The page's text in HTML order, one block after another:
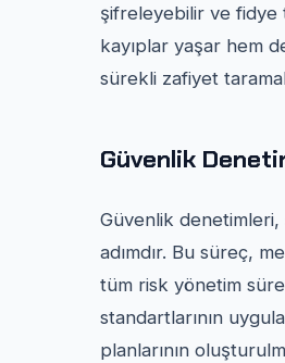
şifreleyebilir ve fidye
kayıplar yaşar hem
sürekli zafiyet
Güvenlik
Güvenlik
adımdır. Bu süreç,
tüm risk yönetim
standartlarının
planlarının